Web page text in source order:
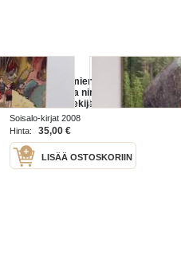
Heinävesi : nimien kirja :
seikkailumatka nimien historiaan
(signeerattu, tekijän omiste)
Soisalo-kirjat 2008
Hinta:
35,00 €
LISÄÄ OSTOSKORIIN